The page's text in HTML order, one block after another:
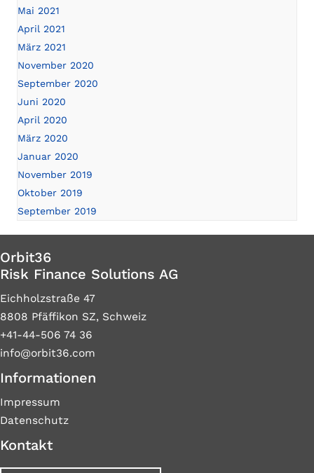
Mai 2021
April 2021
März 2021
November 2020
September 2020
Juni 2020
April 2020
März 2020
Januar 2020
November 2019
Oktober 2019
September 2019
Orbit36
Risk Finance Solutions AG
Eichholzstraße 47
8808 Pfäffikon SZ, Schweiz
+41-44-506 74 36
info@orbit36.com
Informationen
Impressum
Datenschutz
Kontakt